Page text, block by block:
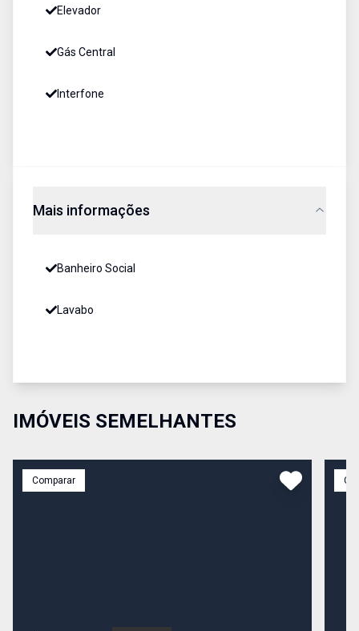
Elevador
Gás Central
Interfone
Mais informações
Banheiro Social
Lavabo
IMÓVEIS SEMELHANTES
Comparar